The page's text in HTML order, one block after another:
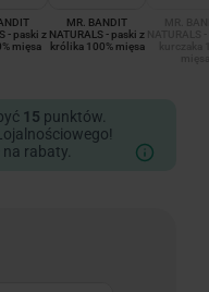
- paski z
mięsa
MR. BANDIT
NATURALS - paski z
królika 100% mięsa
15 punktów.
rabaty.